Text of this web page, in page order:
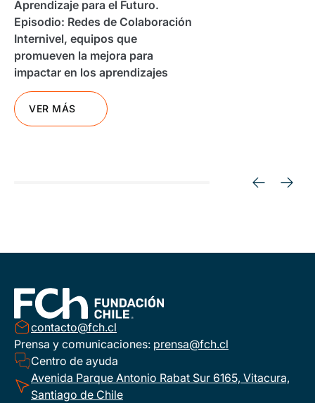
Aprendizaje para el Futuro.
Episodio: Redes de Colaboración
Internivel, equipos que
promueven la mejora para
impactar en los aprendizajes
VER MÁS
contacto@fch.cl
Prensa y comunicaciones: prensa@fch.cl
Centro de ayuda
Avenida Parque Antonio Rabat Sur 6165, Vitacura,
Santiago de Chile